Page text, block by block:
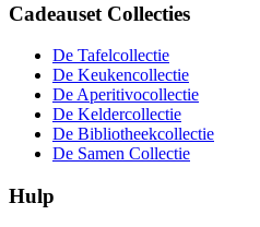
Cadeauset Collecties
De Tafelcollectie
De Keukencollectie
De Aperitivocollectie
De Keldercollectie
De Bibliotheekcollectie
De Samen Collectie
Hulp